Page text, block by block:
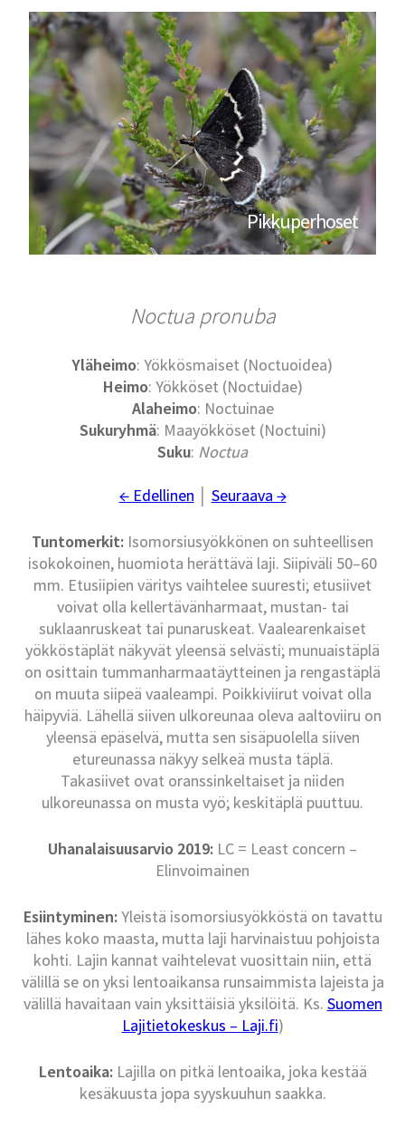
Pikkuperhoset
Noctua pronuba
Yläheimo: Yökkösmaiset (Noctuoidea)
Heimo: Yökköset (Noctuidae)
Alaheimo: Noctuinae
Sukuryhmä: Maayökköset (Noctuini)
Suku: Noctua
← Edellinen Seuraava →
Tuntomerkit: Isomorsiusyökkönen on suhteellisen
isokokoinen, huomiota herättävä laji. Siipiväli 50–60
mm. Etusiipien väritys vaihtelee suuresti; etusiivet
voivat olla kellertävänharmaat, mustan- tai
suklaanruskeat tai punaruskeat. Vaalearenkaiset
yökköstäplät näkyvät yleensä selvästi; munuaistäplä
on osittain tummanharmaatäytteinen ja rengastäplä
on muuta siipeä vaaleampi. Poikkiviirut voivat olla
häipyviä. Lähellä siiven ulkoreunaa oleva aaltoviiru on
yleensä epäselvä, mutta sen sisäpuolella siiven
etureunassa näkyy selkeä musta täplä.
Takasiivet ovat oranssinkeltaiset ja niiden
ulkoreunassa on musta vyö; keskitäplä puuttuu.
Uhanalaisuusarvio 2019: LC = Least concern –
Elinvoimainen
Esiintyminen:Yleistä isomorsiusyökköstä on tavattu
lähes koko maasta, mutta laji harvinaistuu pohjoista
kohti. Lajin kannat vaihtelevat vuosittain niin, että
välillä se on yksi lentoaikansa runsaimmista lajeista ja
välillä havaitaan vain yksittäisiä yksilöitä. Ks. Suomen
Lajitietokeskus – Laji.fi)
Lentoaika:Lajilla on pitkä lentoaika, joka kestää
kesäkuusta jopa syyskuuhun saakka.